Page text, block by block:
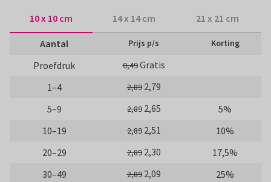
10 x 10 cm 14 x 14 cm 21 x 21 cm
Aantal Prijs p/s Korting
Proefdruk 0,49Gratis
1–4
2,89 2,79
5–9
2,89 2,65
5%
10–19
2,89 2,51
10%
20–29
2,89 2,30
17,5%
30–49
2,89 2,09
25%